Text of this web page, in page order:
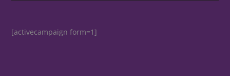
[activecampaign form=1]